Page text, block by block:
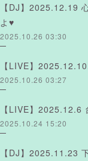
【DJ】2025.12.19
よ♥
2025.10.26 03:30
【LIVE】
2025.10.26 03:27
【LIVE】2025.12.6
2025.10.24 15:20
【DJ】2025.11.23